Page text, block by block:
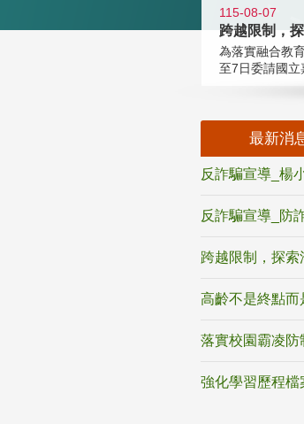
115-08-07
為落實融合教
至7日委請國立
最新消
反詐騙宣導_楊
反詐騙宣導_防
跨越限制，探
高齡不是終點而
落實校園霸凌防
強化學習歷程